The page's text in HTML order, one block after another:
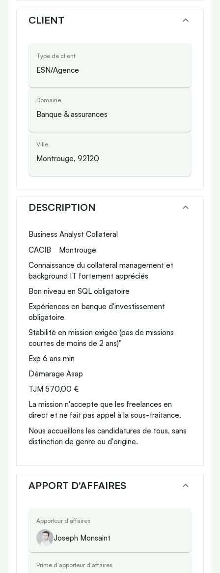
CLIENT
Type de client
ESN/Agence
Domaine
Banque & assurances
Ville
Montrouge, 92120
DESCRIPTION
Business Analyst Collateral
CACIB Montrouge
Connaissance du collateral management et
background IT fortement appréciés
Bon niveau en SQL obligatoire
Expériences en banque d'investissement
obligatoire
Stabilité en mission exigée (pas de missions
courtes de moins de 2 ans)"
Exp 6 ans min
Démarage Asap
TJM 570,00 €
La mission n'accepte que les freelances en
direct et ne fait pas appel à la sous-traitance.
Nous accueillons les candidatures de tous, sans
distinction de genre ou d'origine.
APPORT D'AFFAIRES
Apporteur d'affaires
Joseph Monsaint
Prime d'apporteur d'affaires